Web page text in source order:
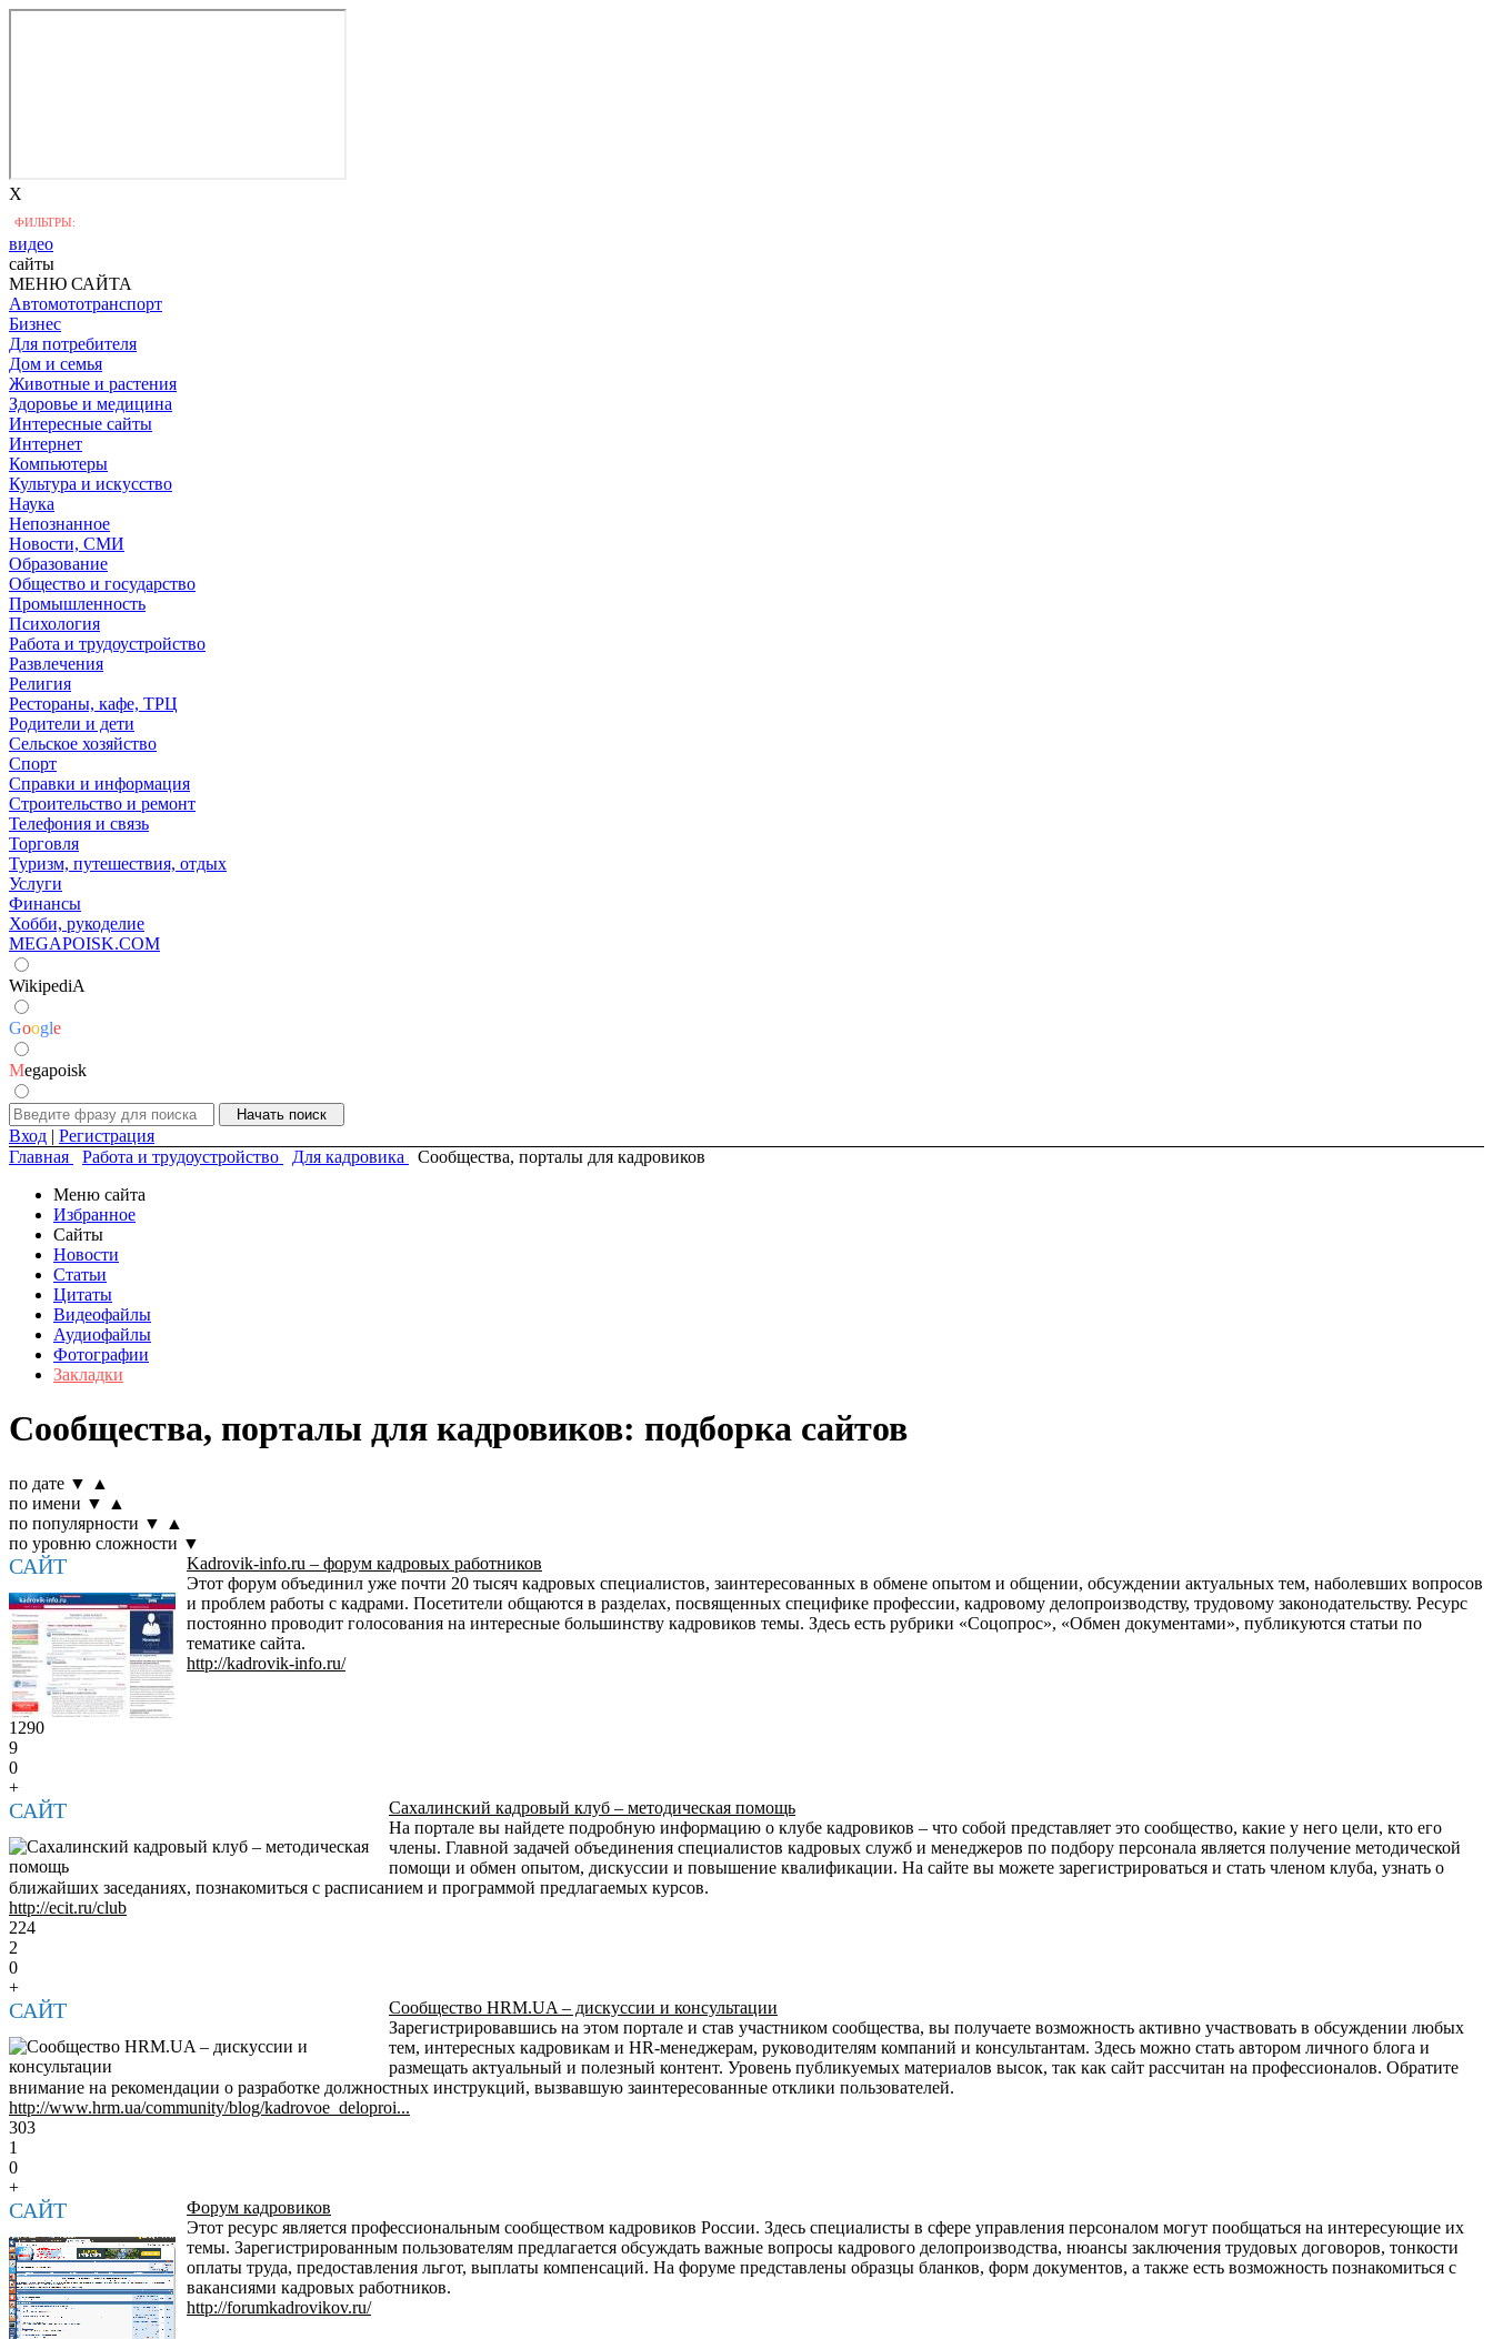
X
ФИЛЬТРЫ:
видео
сайты
МЕНЮ САЙТА
Автомототранспорт
Бизнес
Для потребителя
Дом и семья
Животные и растения
Здоровье и медицина
Интересные сайты
Интернет
Компьютеры
Культура и искусство
Наука
Непознанное
Новости, СМИ
Образование
Общество и государство
Промышленность
Психология
Работа и трудоустройство
Развлечения
Религия
Рестораны, кафе, ТРЦ
Родители и дети
Сельское хозяйство
Спорт
Справки и информация
Строительство и ремонт
Телефония и связь
Торговля
Туризм, путешествия, отдых
Услуги
Финансы
Хобби, рукоделие
MEGAPOISK.COM
WikipediA
Google
Megapoisk
Вход | Регистрация
Главная
Работа и трудоустройство Для кадровика
Сообщества, порталы для кадровиков
Меню сайта
Избранное
Сайты
Новости
Статьи
Цитаты
Видеофайлы
Аудиофайлы
Фотографии
Закладки
Сообщества, порталы для кадровиков: подборка сайтов
по дате ▼
▲
по имени ▼
▲
по популярности ▼
▲
по уровню сложности ▼
САЙТ
Kadrovik-info.ru – форум кадровых работников
Этот форум объединил уже почти 20 тысяч кадровых специалистов, заинтересованных в обмене опытом и общении, обсуждении актуальных тем, наболевших вопросов
и проблем работы с кадрами. Посетители общаются в разделах, посвященных специфике профессии, кадровому делопроизводству, трудовому законодательству. Ресурс
постоянно проводит голосования на интересные большинству кадровиков темы. Здесь есть рубрики «Соцопрос», «Обмен документами», публикуются статьи по
тематике сайта.
http://kadrovik-info.ru/
1290
9
0
+
САЙТ
Сахалинский кадровый клуб – методическая помощь
На портале вы найдете подробную информацию о клубе кадровиков – что собой представляет это сообщество, какие у него цели, кто его
члены. Главной задачей объединения специалистов кадровых служб и менеджеров по подбору персонала является получение методической
помощи и обмен опытом, дискуссии и повышение квалификации. На сайте вы можете зарегистрироваться и стать членом клуба, узнать о
ближайших заседаниях, познакомиться с расписанием и программой предлагаемых курсов.
http://ecit.ru/club
224
2
0
+
САЙТ
Сообщество HRM.UA – дискуссии и консультации
Зарегистрировавшись на этом портале и став участником сообщества, вы получаете возможность активно участвовать в обсуждении любых
тем, интересных кадровикам и HR-менеджерам, руководителям компаний и консультантам. Здесь можно стать автором личного блога и
размещать актуальный и полезный контент. Уровень публикуемых материалов высок, так как сайт рассчитан на профессионалов. Обратите
внимание на рекомендации о разработке должностных инструкций, вызвавшую заинтересованные отклики пользователей.
http://www.hrm.ua/community/blog/kadrovoe_deloproi...
303
1
0
+
САЙТ
Форум кадровиков
Этот ресурс является профессиональным сообществом кадровиков России. Здесь специалисты в сфере управления персоналом могут пообщаться на интересующие их
темы. Зарегистрированным пользователям предлагается обсуждать важные вопросы кадрового делопроизводства, нюансы заключения трудовых договоров, тонкости
оплаты труда, предоставления льгот, выплаты компенсаций. На форуме представлены образцы бланков, форм документов, а также есть возможность познакомиться с
вакансиями кадровых работников.
http://forumkadrovikov.ru/